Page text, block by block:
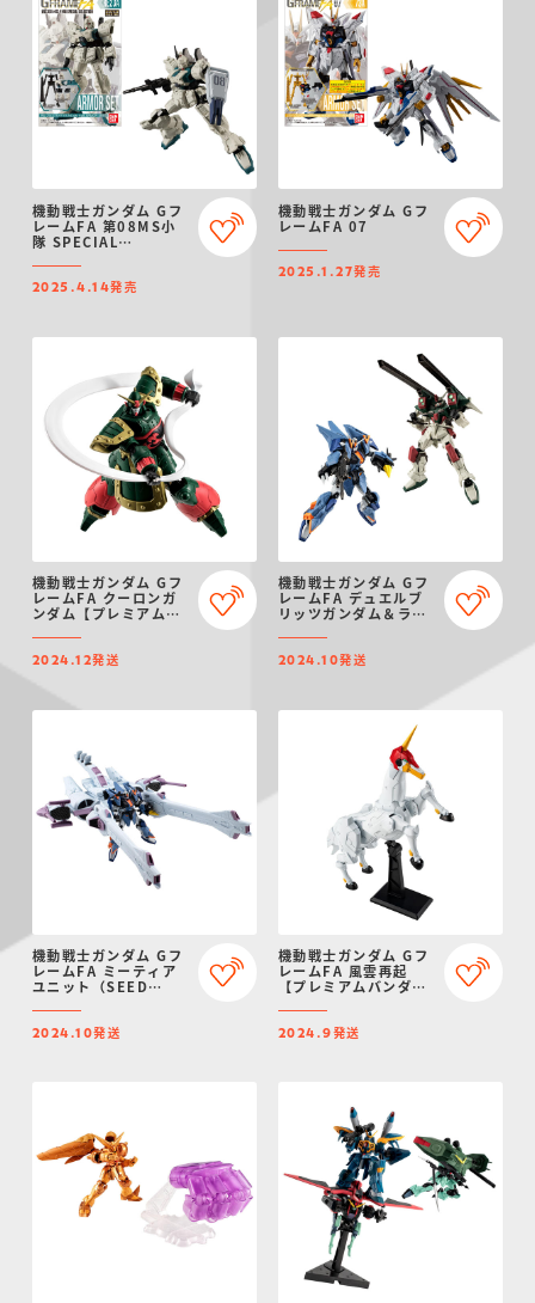
機動戦士ガンダム Gフ
レームFA 第08MS小
隊 SPECIAL
2025.4.14発売
機動戦士ガンダム Gフ
レームFA 07
2025.1.27発売
機動戦士ガンダム Gフ
レームFA クーロンガ
ンダム【プレミアムバ
2024.12発送
機動戦士ガンダム Gフ
レームFA デュエルブ
リッツガンダム＆ライ
ダム【プレミアムバン
ダイ限定】
2024.10発送
機動戦士ガンダム Gフ
レームFA ミーティア
ユニット（SEED
【プレミアムバンダイ
限定】
2024.10発送
機動戦士ガンダム Gフ
レームFA 風雲再起
【プレミアムバンダイ
2024.9発送